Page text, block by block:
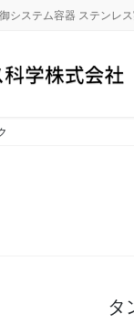
システム容器 ステンレ
タ